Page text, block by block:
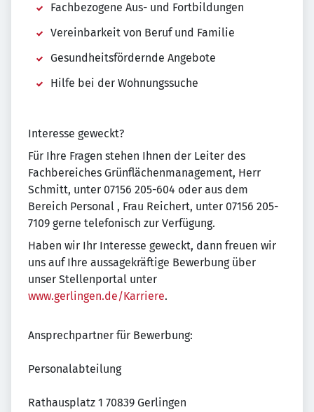
Fachbezogene Aus- und Fortbildungen
Vereinbarkeit von Beruf und Familie
Gesundheitsfördernde Angebote
Hilfe bei der Wohnungssuche
Interesse geweckt?
Für Ihre Fragen stehen Ihnen der Leiter des
Fachbereiches Grünflächenmanagement, Herr
Schmitt, unter 07156 205-604 oder aus dem
Bereich Personal , Frau Reichert, unter 07156 205-
7109 gerne telefonisch zur Verfügung.
Haben wir Ihr Interesse geweckt, dann freuen wir
uns auf Ihre aussagekräftige Bewerbung über
unser Stellenportal unter
www.gerlingen.de/Karriere.
Ansprechpartner für Bewerbung:
Personalabteilung
Rathausplatz 1 70839 Gerlingen